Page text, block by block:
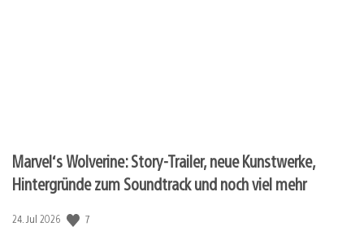
Marvel‘s Wolverine: Story-Trailer, neue Kunstwerke,
Hintergründe zum Soundtrack und noch viel mehr
Veröffentlichungsdatum:
24. Jul 2026 7